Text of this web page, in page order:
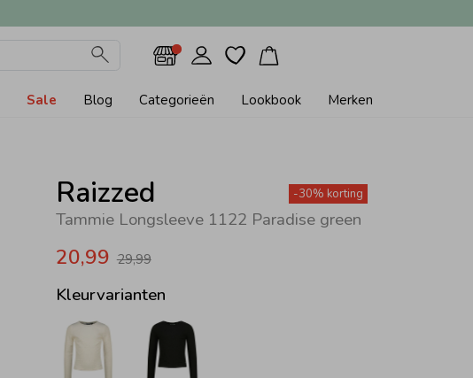
Sale Blog Categorieën Lookbook Merken
Raizzed
Tammie Longsleeve 1122 Paradise green
-30% korting
20,99 29,99
Kleurvarianten